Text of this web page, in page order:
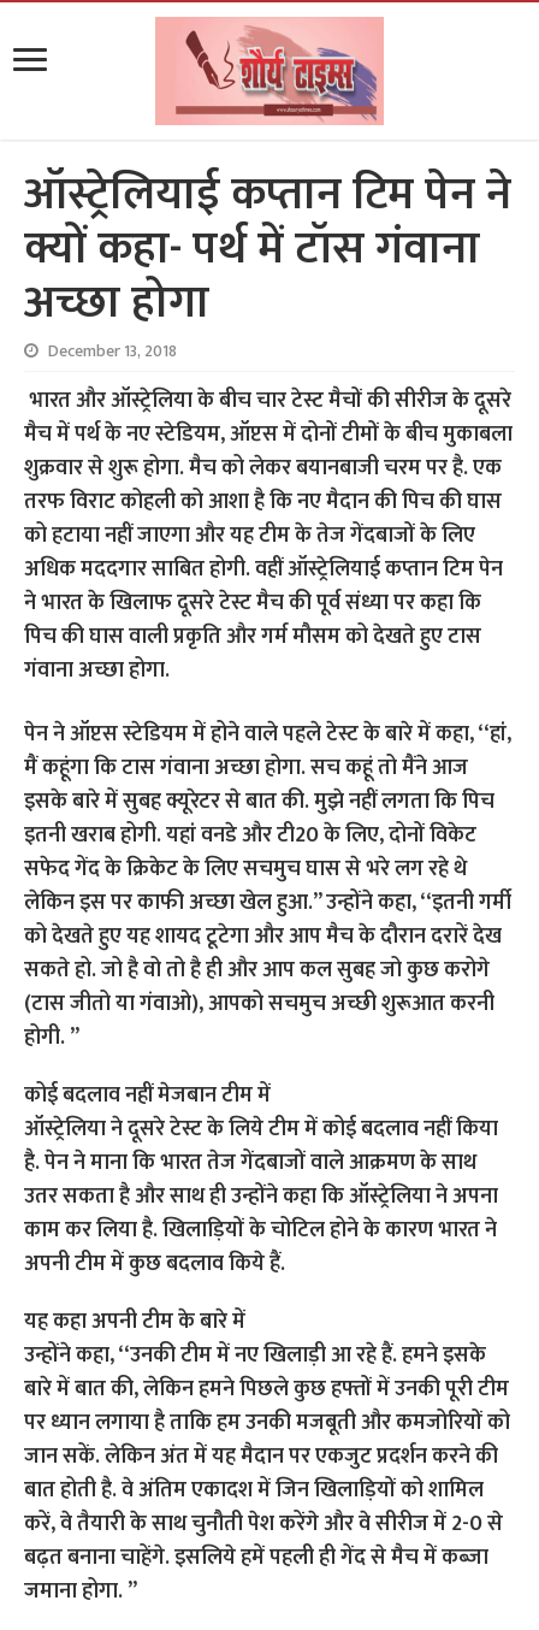
ऑस्ट्रेलियाई कप्तान टिम पेन ने
क्यों कहा- पर्थ में टॉस गंवाना
अच्छा होगा
December 13, 2018
भारत और ऑस्ट्रेलिया के बीच चार टेस्ट मैचों की सीरीज के दूसरे
मैच में पर्थ के नए स्टेडियम, ऑप्टस में दोनों टीमों के बीच मुकाबला
शुक्रवार से शुरू होगा. मैच को लेकर बयानबाजी चरम पर है. एक
तरफ विराट कोहली को आशा है कि नए मैदान की पिच की घास
को हटाया नहीं जाएगा और यह टीम के तेज गेंदबाजों के लिए
अधिक मददगार साबित होगी. वहीं ऑस्ट्रेलियाई कप्तान टिम पेन
ने भारत के खिलाफ दूसरे टेस्ट मैच की पूर्व संध्या पर कहा कि
पिच की घास वाली प्रकृति और गर्म मौसम को देखते हुए टास
गंवाना अच्छा होगा.
पेन ने ऑप्टस स्टेडियम में होने वाले पहले टेस्ट के बारे में कहा, ‘‘हां,
मैं कहूंगा कि टास गंवाना अच्छा होगा. सच कहूं तो मैंने आज
इसके बारे में सुबह क्यूरेटर से बात की. मुझे नहीं लगता कि पिच
इतनी खराब होगी. यहां वनडे और टी20 के लिए, दोनों विकेट
सफेद गेंद के क्रिकेट के लिए सचमुच घास से भरे लग रहे थे
लेकिन इस पर काफी अच्छा खेल हुआ.’’ उन्होंने कहा, ‘‘इतनी गर्मी
को देखते हुए यह शायद टूटेगा और आप मैच के दौरान दरारें देख
सकते हो. जो है वो तो है ही और आप कल सुबह जो कुछ करोगे
(टास जीतो या गंवाओ), आपको सचमुच अच्छी शुरूआत करनी
होगी. ’’
कोई बदलाव नहीं मेजबान टीम में
ऑस्ट्रेलिया ने दूसरे टेस्ट के लिये टीम में कोई बदलाव नहीं किया
है. पेन ने माना कि भारत तेज गेंदबाजों वाले आक्रमण के साथ
उतर सकता है और साथ ही उन्होंने कहा कि ऑस्ट्रेलिया ने अपना
काम कर लिया है. खिलाड़ियों के चोटिल होने के कारण भारत ने
अपनी टीम में कुछ बदलाव किये हैं.
यह कहा अपनी टीम के बारे में
उन्होंने कहा, ‘‘उनकी टीम में नए खिलाड़ी आ रहे हैं. हमने इसके
बारे में बात की, लेकिन हमने पिछले कुछ हफ्तों में उनकी पूरी टीम
पर ध्यान लगाया है ताकि हम उनकी मजबूती और कमजोरियों को
जान सकें. लेकिन अंत में यह मैदान पर एकजुट प्रदर्शन करने की
बात होती है. वे अंतिम एकादश में जिन खिलाड़ियों को शामिल
करें, वे तैयारी के साथ चुनौती पेश करेंगे और वे सीरीज में 2-0 से
बढ़त बनाना चाहेंगे. इसलिये हमें पहली ही गेंद से मैच में कब्जा
जमाना होगा. ’’